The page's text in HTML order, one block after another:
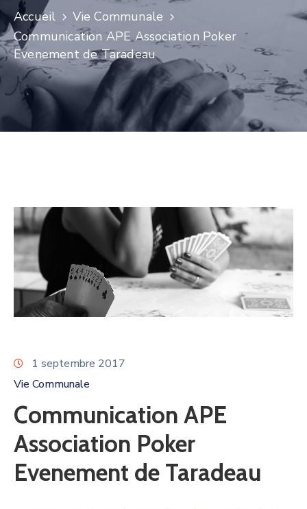
Accueil
Vie Communale
Communication APE Association Poker
Evenement de Taradeau
1 septembre 2017
Vie Communale
Communication APE
Association Poker
Evenement de Taradeau